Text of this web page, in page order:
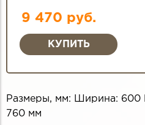
9 470 руб.
Размеры, мм: Ширина: 600
760 мм